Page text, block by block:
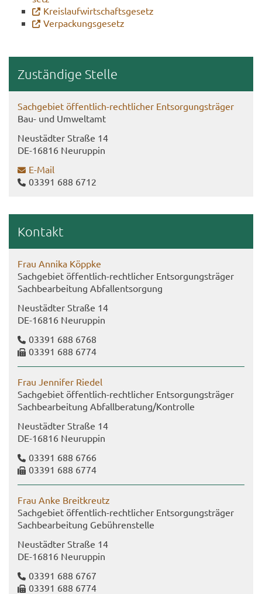
Kreis­lauf­wirt­schafts­ge­setz
Ver­pa­ckungs­ge­setz
Zu­stän­di­ge Stel­le
Sach­ge­biet öffentlich-​rechtlicher Ent­sor­gungs­trä­ger
Bau- und Um­welt­amt
Neu­städ­ter Stra­ße 14
DE-​16816 Neu­rup­pin
E-​Mail
03391 688 6712
Kon­takt
Frau An­ni­ka Köpp­ke
Sach­ge­biet öffentlich-​rechtlicher Ent­sor­gungs­trä­ger
Sach­be­ar­bei­tung Ab­fall­ent­sor­gung
Neu­städ­ter Stra­ße 14
DE-​16816 Neu­rup­pin
03391 688 6768
03391 688 6774
Frau Jen­ni­fer Rie­del
Sach­ge­biet öffentlich-​rechtlicher Ent­sor­gungs­trä­ger
Sach­be­ar­bei­tung Ab­fall­be­ra­tung/Kon­trol­le
Neu­städ­ter Stra­ße 14
DE-​16816 Neu­rup­pin
03391 688 6766
03391 688 6774
Frau Anke Breit­kreutz
Sach­ge­biet öffentlich-​rechtlicher Ent­sor­gungs­trä­ger
Sach­be­ar­bei­tung Ge­büh­ren­stel­le
Neu­städ­ter Stra­ße 14
DE-​16816 Neu­rup­pin
03391 688 6767
03391 688 6774